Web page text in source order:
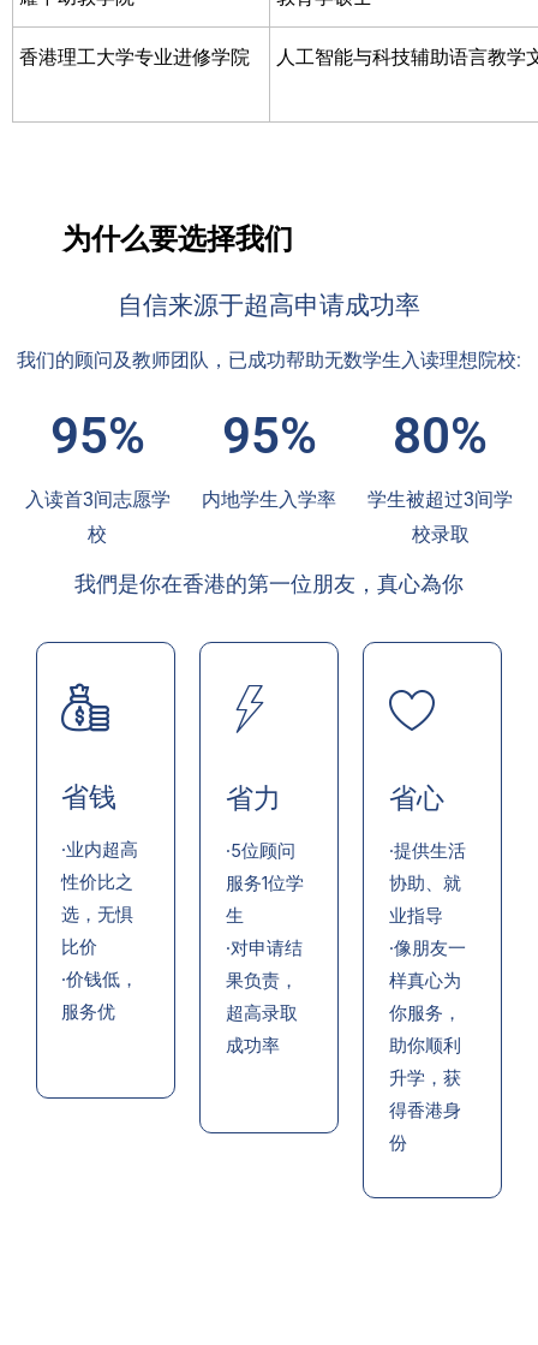
香港理工大学专业进修学院 人工智能与科技辅助语言教学
为什么要选择我们
自信来源于超高申请成功率
我们的顾问及教师团队，已成功帮助无数学生入读理想院校:
95%
入读首3间志愿学
校
95%
内地学生入学率
80%
学生被超过3间学
校录取
我們是你在香港的第一位朋友，真心為你
省钱
·业内超高
性价比之
选，无惧
比价
·价钱低，
服务优
省力
·5位顾问
服务1位学
生
·对申请结
果负责，
超高录取
成功率
省心
·提供生活
协助、就
业指导
·像朋友一
样真心为
你服务，
助你顺利
升学，获
得香港身
份